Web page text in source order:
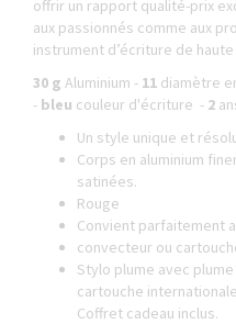
offrir un rapport qualité-prix
aux passionnés comme aux
instrument d’écriture de
30 g Aluminium - 11 diamètre
- bleu couleur d'écriture - 2
Un style unique et
Corps en aluminium
satinées.
Rouge
Convient parfaitement
convecteur ou
Stylo plume avec
cartouche
Coffret cadeau inclus.